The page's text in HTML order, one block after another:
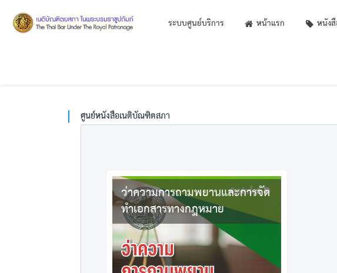
ระบบศูนย์บริการ หน้าแรก หนัง
ศูนย์หนังสือเนติบัณฑิตสภา
ว่าความการถามพยานและการจัด
ทำเอกสารทางกฎหมาย